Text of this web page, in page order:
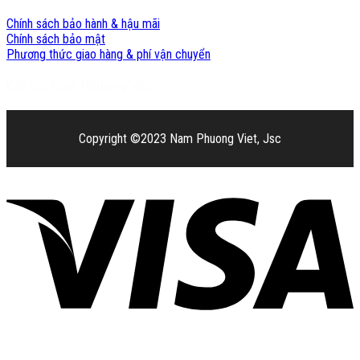
Chính sách bảo hành & hậu mãi
Chính sách bảo mật
Phương thức giao hàng & phí vận chuyển
Copyright ©2023 Nam Phuong Viet, Jsc